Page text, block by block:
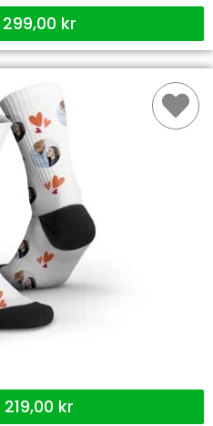
299,00 kr
219,00 kr